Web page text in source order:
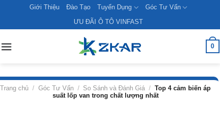
content
Giới Thiệu Đào Tạo Tuyển Dụng
Góc Tư Vấn
ƯU ĐÃI Ô TÔ VINFAST
0
Trang chủ / Góc Tư Vấn / So Sánh và Đánh Giá / Top 4 cảm biến áp
suất lốp van trong chất lượng nhất